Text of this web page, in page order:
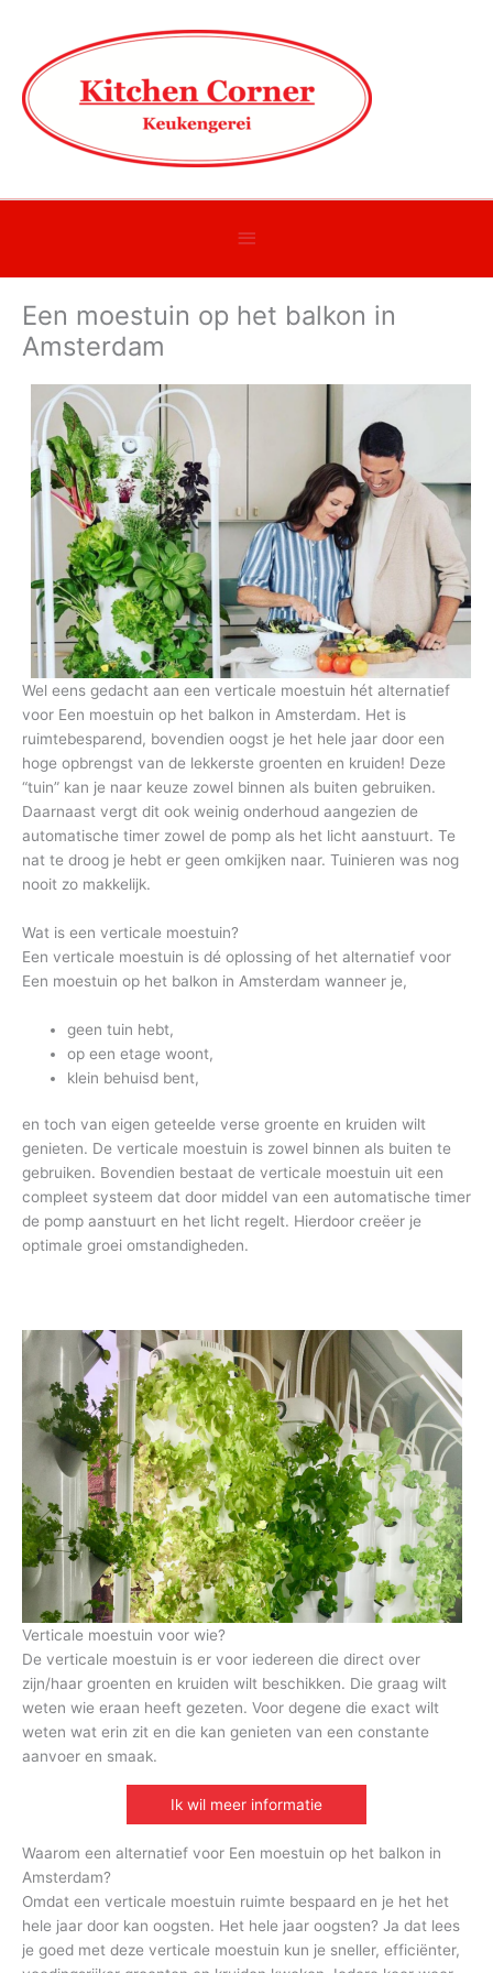
balk
Een moestuin op het balkon in
Amsterdam
Wel eens gedacht aan een verticale moestuin hét alternatief
voor Een moestuin op het balkon in Amsterdam. Het is
ruimtebesparend, bovendien oogst je het hele jaar door een
hoge opbrengst van de lekkerste groenten en kruiden! Deze
“tuin” kan je naar keuze zowel binnen als buiten gebruiken.
Daarnaast vergt dit ook weinig onderhoud aangezien de
automatische timer zowel de pomp als het licht aanstuurt. Te
nat te droog je hebt er geen omkijken naar. Tuinieren was nog
nooit zo makkelijk.
Wat is een verticale moestuin?
Een verticale moestuin is dé oplossing of het alternatief voor
Een moestuin op het balkon in Amsterdam wanneer je,
geen tuin hebt,
op een etage woont,
klein behuisd bent,
en toch van eigen geteelde verse groente en kruiden wilt
genieten. De verticale moestuin is zowel binnen als buiten te
gebruiken. Bovendien bestaat de verticale moestuin uit een
compleet systeem dat door middel van een automatische timer
de pomp aanstuurt en het licht regelt. Hierdoor creëer je
optimale groei omstandigheden.
Verticale moestuin voor wie?
De verticale moestuin is er voor iedereen die direct over
zijn/haar groenten en kruiden wilt beschikken. Die graag wilt
weten wie eraan heeft gezeten. Voor degene die exact wilt
weten wat erin zit en die kan genieten van een constante
aanvoer en smaak.
Ik wil meer informatie
Waarom een alternatief voor Een moestuin op het balkon in
Amsterdam?
Omdat een verticale moestuin ruimte bespaard en je het het
hele jaar door kan oogsten. Het hele jaar oogsten? Ja dat lees
je goed met deze verticale moestuin kun je sneller, efficiënter,